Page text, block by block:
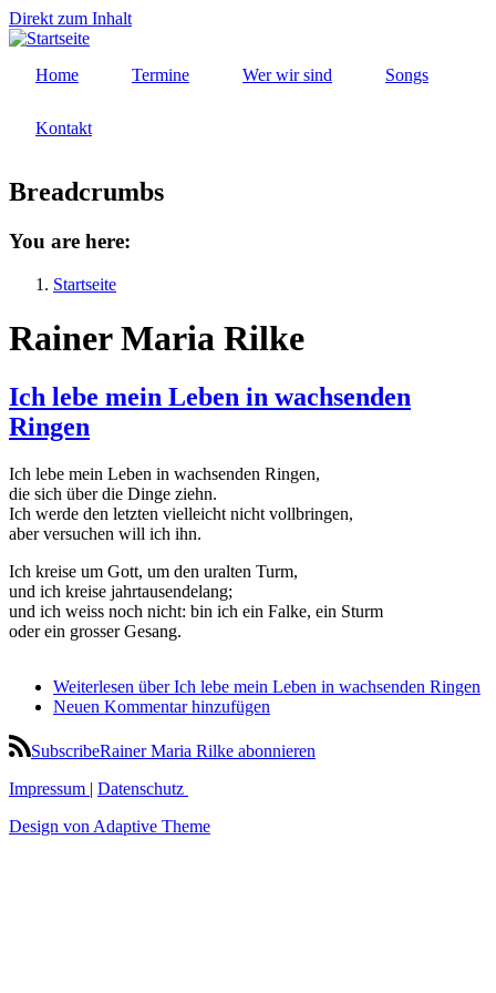
Direkt zum Inhalt
Home Termine Wer wir sind Songs
Kontakt
Breadcrumbs
You are here:
Startseite
Rainer Maria Rilke
Ich lebe mein Leben in wachsenden
Ringen
Ich lebe mein Leben in wachsenden Ringen,
die sich über die Dinge ziehn.
Ich werde den letzten vielleicht nicht vollbringen,
aber versuchen will ich ihn.
Ich kreise um Gott, um den uralten Turm,
und ich kreise jahrtausendelang;
und ich weiss noch nicht: bin ich ein Falke, ein Sturm
oder ein grosser Gesang.
Weiterlesen über Ich lebe mein Leben in wachsenden Ringen
Neuen Kommentar hinzufügen
SubscribeRainer Maria Rilke abonnieren
Impressum | Datenschutz
Design von Adaptive Theme